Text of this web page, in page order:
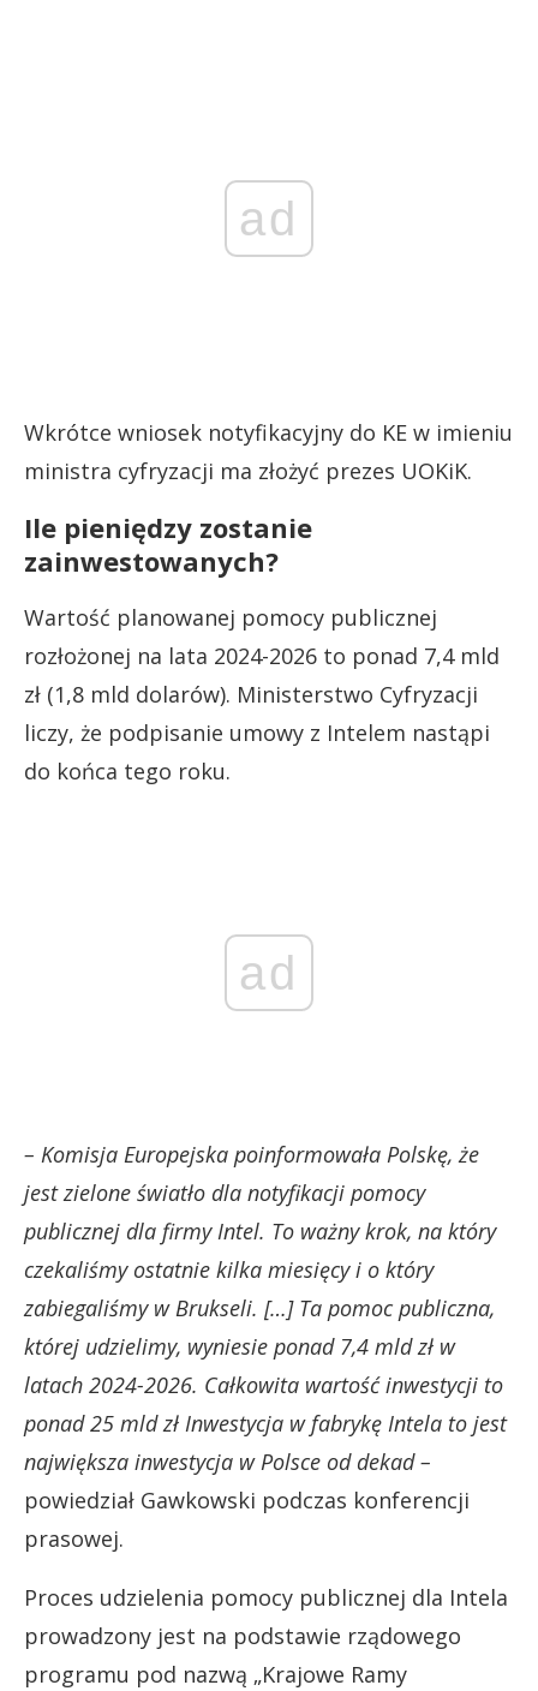
ad
Wkrótce wniosek notyfikacyjny do KE w imieniu
ministra cyfryzacji ma złożyć prezes UOKiK.
Ile pieniędzy zostanie
zainwestowanych?
Wartość planowanej pomocy publicznej
rozłożonej na lata 2024-2026 to ponad 7,4 mld
zł (1,8 mld dolarów). Ministerstwo Cyfryzacji
liczy, że podpisanie umowy z Intelem nastąpi
do końca tego roku.
ad
– Komisja Europejska poinformowała Polskę, że
jest zielone światło dla notyfikacji pomocy
publicznej dla firmy Intel. To ważny krok, na który
czekaliśmy ostatnie kilka miesięcy i o który
zabiegaliśmy w Brukseli. […] Ta pomoc publiczna,
której udzielimy, wyniesie ponad 7,4 mld zł w
latach 2024-2026. Całkowita wartość inwestycji to
ponad 25 mld zł Inwestycja w fabrykę Intela to jest
największa inwestycja w Polsce od dekad –
powiedział Gawkowski podczas konferencji
prasowej.
Proces udzielenia pomocy publicznej dla Intela
prowadzony jest na podstawie rządowego
programu pod nazwą „Krajowe Ramy